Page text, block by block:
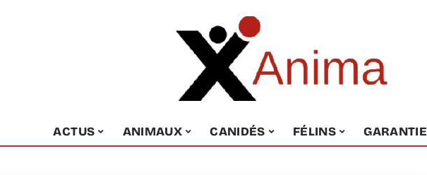
ACTUS ANIMAUX CANIDÉS FÉLINS GARANTIE